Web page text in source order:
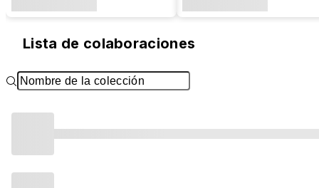
Lista de colaboraciones